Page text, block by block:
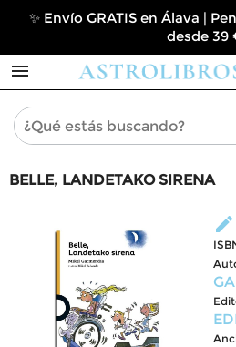
✨ Envío GRATIS en Álava |
desde 39

BELLE, LANDETAKO SIRENA
edit